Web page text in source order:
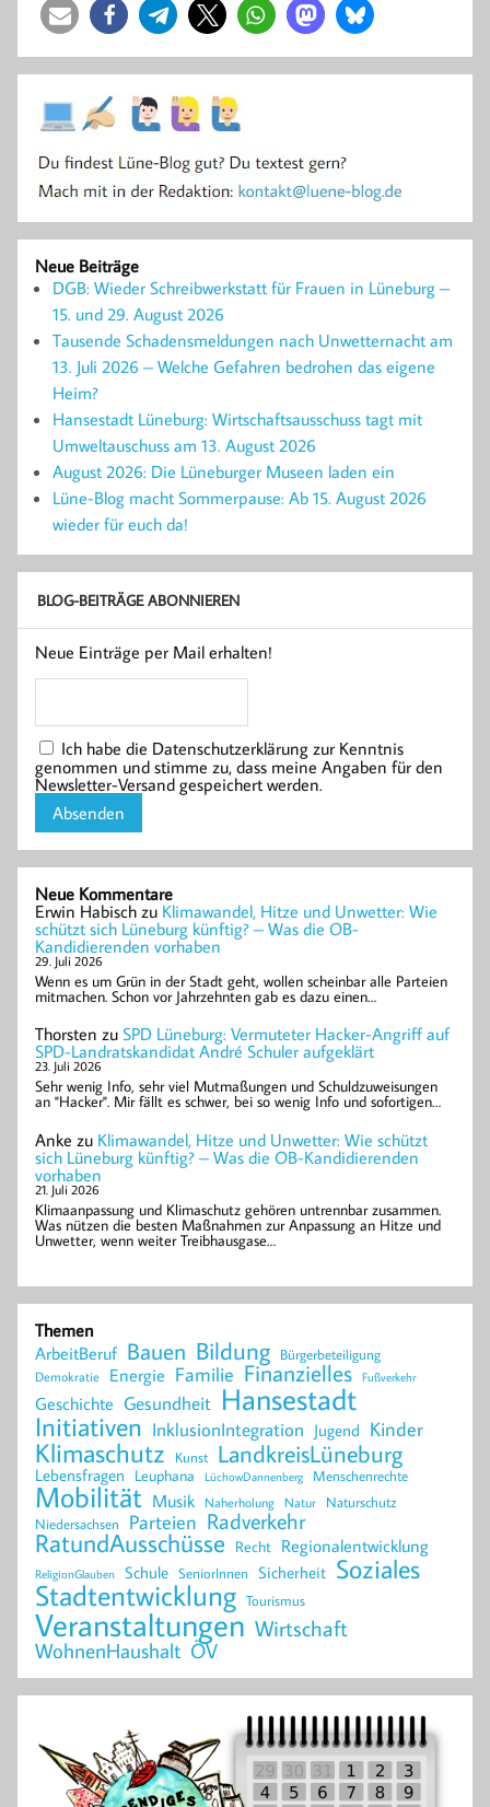
Neue Beiträge
DGB: Wieder Schreibwerkstatt für Frauen in Lüneburg –
15. und 29. August 2026
Tausende Schadensmeldungen nach Unwetternacht am
13. Juli 2026 – Welche Gefahren bedrohen das eigene
Heim?
Hansestadt Lüneburg: Wirtschaftsausschuss tagt mit
Umweltauschuss am 13. August 2026
August 2026: Die Lüneburger Museen laden ein
Lüne-Blog macht Sommerpause: Ab 15. August 2026
wieder für euch da!
BLOG-BEITRÄGE ABONNIEREN
Neue Einträge per Mail erhalten!
Ich habe die Datenschutzerklärung zur Kenntnis
genommen und stimme zu, dass meine Angaben für den
Newsletter-Versand gespeichert werden.
Neue Kommentare
Erwin Habisch zu Klimawandel, Hitze und Unwetter: Wie
schützt sich Lüneburg künftig? – Was die OB-
Kandidierenden vorhaben
29. Juli 2026
Wenn es um Grün in der Stadt geht, wollen scheinbar alle Parteien
mitmachen. Schon vor Jahrzehnten gab es dazu einen…
Thorsten zu SPD Lüneburg: Vermuteter Hacker-Angriff auf
SPD-Landratskandidat André Schuler aufgeklärt
23. Juli 2026
Sehr wenig Info, sehr viel Mutmaßungen und Schuldzuweisungen
an "Hacker". Mir fällt es schwer, bei so wenig Info und sofortigen…
Anke zu Klimawandel, Hitze und Unwetter: Wie schützt
sich Lüneburg künftig? – Was die OB-Kandidierenden
vorhaben
21. Juli 2026
Klimaanpassung und Klimaschutz gehören untrennbar zusammen.
Was nützen die besten Maßnahmen zur Anpassung an Hitze und
Unwetter, wenn weiter Treibhausgase…
Themen
ArbeitBeruf Bauen Bildung Bürgerbeteiligung
Demokratie Energie Familie Finanzielles Fußverkehr
Geschichte Gesundheit Hansestadt
Initiativen InklusionIntegration Jugend Kinder
Klimaschutz Kunst LandkreisLüneburg
Lebensfragen Leuphana LüchowDannenberg Menschenrechte
Mobilität Musik Naherholung Natur Naturschutz
Niedersachsen Parteien Radverkehr
RatundAusschüsse Recht Regionalentwicklung
ReligionGlauben Schule SeniorInnen Sicherheit Soziales
Stadtentwicklung Tourismus
Veranstaltungen Wirtschaft
WohnenHaushalt ÖV